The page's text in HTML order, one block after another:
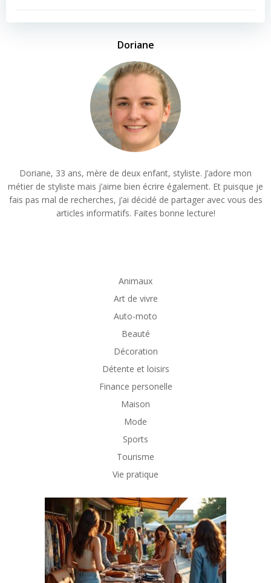
Doriane
Doriane, 33 ans, mère de deux enfant, styliste. J’adore mon
métier de styliste mais j’aime bien écrire également. Et puisque je
fais pas mal de recherches, j’ai décidé de partager avec vous des
articles informatifs. Faites bonne lecture!
Animaux
Art de vivre
Auto-moto
Beauté
Décoration
Détente et loisirs
Finance personelle
Maison
Mode
Sports
Tourisme
Vie pratique